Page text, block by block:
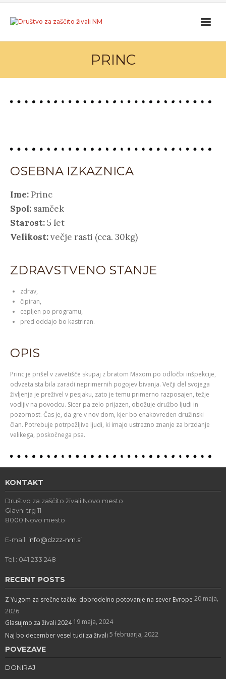
PRINC
OSEBNA IZKAZNICA
Ime: Princ
Spol: samček
Starost:5 let
Velikost:večje rasti (cca. 30kg)
ZDRAVSTVENO STANJE
zdrav,
čipiran,
cepljen po programu,
pred oddajo bo kastriran.
OPIS
Princ je prišel v zavetišče skupaj z bratom Maxom po odločbi inšpekcije,
odvzeta sta bila zaradi neprimernih pogojev bivanja. Večji del svojega
življenja je preživel v pesjaku, zato je temu primerno razposajen, težje
vodljiv na povodcu. Sicer pa zelo prijazen, obožuje družbo ljudi in
pozornost. Čas je, da gre v nov dom, kjer bo enakovreden družinski
član. Potrebuje potrpežljive ljudi, ki imajo ustrezno znanje za brzdanje
velikega, poskočnega psa.
KONTAKT
Društvo za zaščito živali Novo mesto
Glavni trg 11
8000 Novo mesto
E-mail: info@dzzz-nm.si
Tel.: 041 233 248
RECENT POSTS
Z Yugom za srečne tačke: dobrodelno potovanje na sever Evrope 20 maja,
2026
Glasujmo za živali 2024 19 maja, 2024
Naj bo december vesel tudi za živali 5 februarja, 2022
POVEZAVE
DONIRAJ